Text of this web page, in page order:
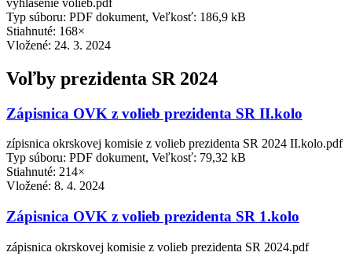
Typ súboru: PDF dokument, Veľkosť: 186,9 kB
Stiahnuté: 168×
Vložené: 24. 3. 2024
Voľby prezidenta SR 2024
Zápisnica OVK z volieb prezidenta SR II.kolo
zípisnica okrskovej komisie z volieb prezidenta SR 2024 II.kolo.pdf
Typ súboru: PDF dokument, Veľkosť: 79,32 kB
Stiahnuté: 214×
Vložené: 8. 4. 2024
Zápisnica OVK z volieb prezidenta SR 1.kolo
zápisnica okrskovej komisie z volieb prezidenta SR 2024.pdf